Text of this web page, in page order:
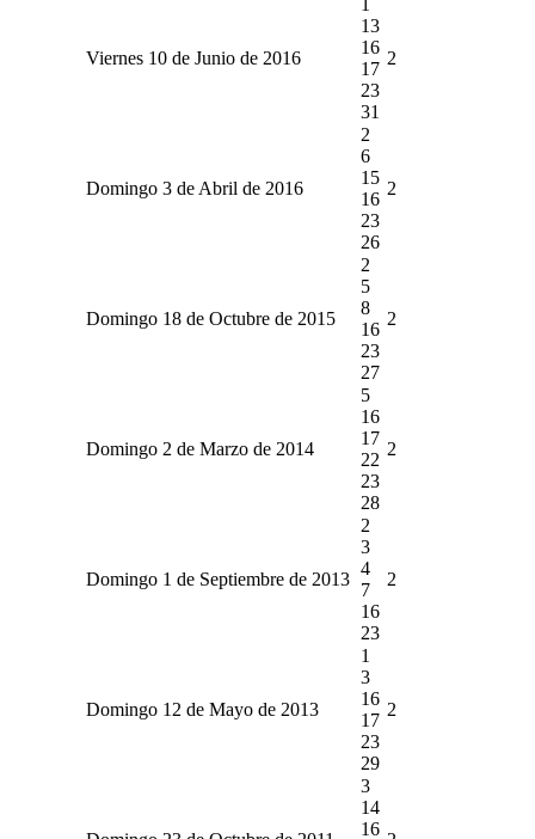
Viernes 10 de Junio de 2016
13
16
17
23
31
2
Domingo 3 de Abril de 2016
2
6
15
16
23
26
2
Domingo 18 de Octubre de 2015
2
5
8
16
23
27
2
Domingo 2 de Marzo de 2014
5
16
17
22
23
28
2
Domingo 1 de Septiembre de 2013
2
3
4
7
16
23
2
Domingo 12 de Mayo de 2013
1
3
16
17
23
29
2
3
14
16